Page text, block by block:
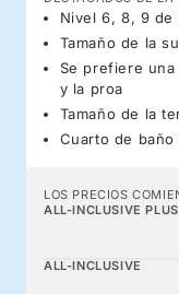
Nivel 6, 8, 9 de
Tamaño de la
Se prefiere
y la proa
Tamaño de la
Cuarto de
LOS PRECIOS
ALL-INCLUSIVE PLUS
ALL-INCLUSIVE